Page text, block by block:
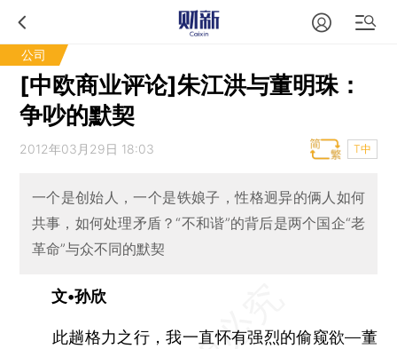
公司
[中欧商业评论]朱江洪与董明珠：
争吵的默契
2012年03月29日 18:03 T中
一个是创始人，一个是铁娘子，性格迥异的俩人如何
共事，如何处理矛盾？“不和谐”的背后是两个国企“老
革命”与众不同的默契
文•孙欣
此趟格力之行，我一直怀有强烈的偷窥欲—董